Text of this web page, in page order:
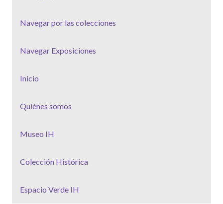
Navegar por las colecciones
Navegar Exposiciones
Inicio
Quiénes somos
Museo IH
Colección Histórica
Espacio Verde IH